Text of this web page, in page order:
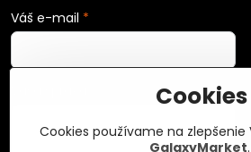
Váš e-mail *
Cookies
Cookies používame na zlepšenie
GalaxyMarket.